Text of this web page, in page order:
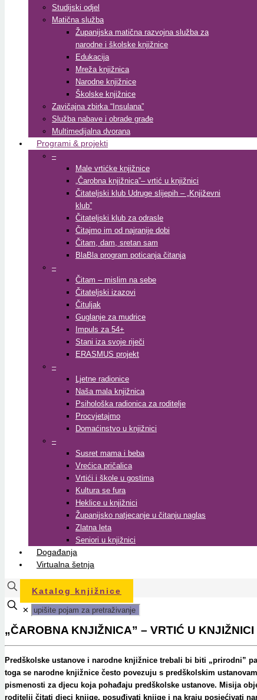
Studijski odjel
Matična služba
Županijska matična razvojna služba za
narodne i školske knjižnice
Edukacija
Mreža knjižnica
Narodne knjižnice
Školske knjižnice
Zavičajna zbirka “Insulana”
Služba nabave i obrade građe
Multimedijalna dvorana
Programi & projekti
–
Male vrtićke knjižnice
„Čarobna knjižnica”– vrtić u knjižnici
Čitateljski klub Udruge slijepih – „Književni
klub”
Čitateljski klub za odrasle
Čitajmo im od najranije dobi
Čitam, dam, sretan sam
BlaBla program poticanja čitanja
–
Čitam – mislim na sebe
Čitateljski izazovi
Čituljak
Guglanje za mudrice
Impuls za 54+
Stani iza svoje riječi
ERASMUS projekt
–
Ljetne radionice
Naša mala knjižnica
Psihološka radionica za roditelje
Procvjetajmo
Domaćinstvo u knjižnici
–
Susret mama i beba
Vrećica pričalica
Vrtići i škole u gostima
Kultura se fura
Heklice u knjižnici
Županijsko natjecanje u čitanju naglas
Zlatna leta
Seniori u knjižnici
Događanja
Virtualna šetnja
Katalog knjižnice
✕
„ČAROBNA KNJIŽNICA” – VRTIĆ U KNJIŽNICI
Predškolske ustanove i narodne knjižnice trebali bi biti „prirodni”
toga se narodne knjižnice često povezuju s predškolskim
pismenosti za djecu koja pohađaju predškolske ustanove. Misija
roditelji čitati djeci knjige, posuđivati knjige i na kraju posjećivati